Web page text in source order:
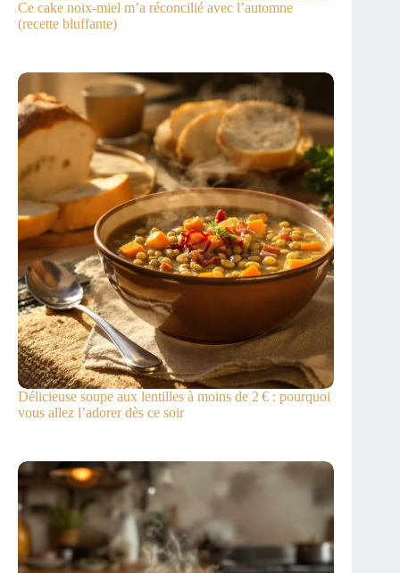
Ce cake noix-miel m’a réconcilié avec l’automne
(recette bluffante)
Délicieuse soupe aux lentilles à moins de 2 € : pourquoi
vous allez l’adorer dès ce soir